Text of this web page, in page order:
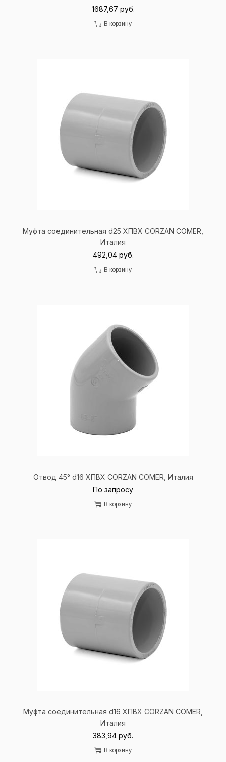
1687,67 руб.
В корзину
Муфта соединительная d25 ХПВХ CORZAN COMER
Италия
492,04 руб.
В корзину
Отвод 45° d16 ХПВХ CORZAN COMER , Италия
По запросу
В корзину
Муфта соединительная d16 ХПВХ CORZAN COMER
Италия
383,94 руб.
В корзину